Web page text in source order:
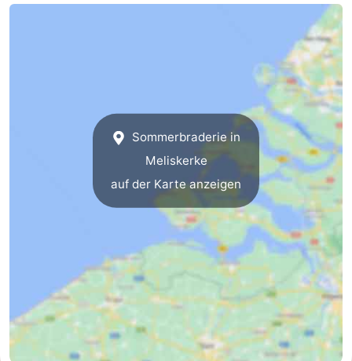
Parken
Reisebuchshop
Sommerbraderie in
Meliskerke
auf der Karte anzeigen